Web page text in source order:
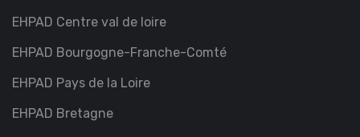
EHPAD Centre val de loire
EHPAD Bourgogne-Franche-Comté
EHPAD Pays de la Loire
EHPAD Bretagne